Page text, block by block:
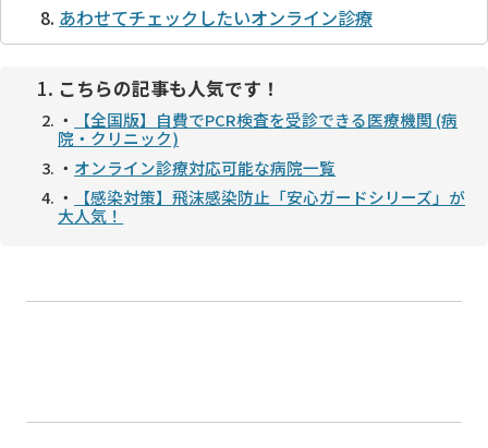
あわせてチェックしたいオンライン診療
こちらの記事も人気です！
・
【全国版】自費でPCR検査を受診できる医療機関 (病
院・クリニック)
・ オンライン診療対応可能な病院一覧
・
【感染対策】飛沫感染防止「安心ガードシリーズ」が
大人気！